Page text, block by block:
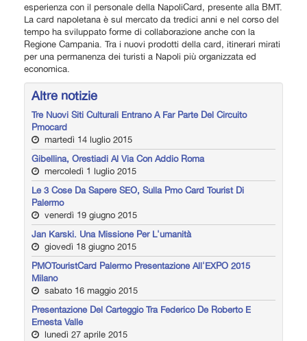
esperienza con il personale della NapoliCard, presente alla BMT.
La card napoletana è sul mercato da tredici anni e nel corso del
tempo ha sviluppato forme di collaborazione anche con la
Regione Campania. Tra i nuovi prodotti della card, itinerari mirati
per una permanenza dei turisti a Napoli più organizzata ed
economica.
Altre notizie
Tre Nuovi Siti Culturali Entrano A Far Parte Del Circuito
Pmocard
martedì 14 luglio 2015
Gibellina, Orestiadi Al Via Con Addio Roma
mercoledì 1 luglio 2015
Le 3 Cose Da Sapere SEO, Sulla Pmo Card Tourist Di
Palermo
venerdì 19 giugno 2015
Jan Karski. Una Missione Per L'umanità
giovedì 18 giugno 2015
PMOTouristCard Palermo Presentazione All'EXPO 2015
Milano
sabato 16 maggio 2015
Presentazione Del Carteggio Tra Federico De Roberto E
Ernesta Valle
lunedì 27 aprile 2015